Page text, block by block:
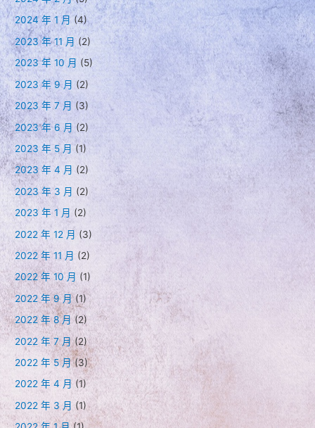
2024 年 1 月(4)
2023 年 11 月 (2)
2023 年 10 月 (5)
2023 年 9 月 (2)
2023 年 7 月 (3)
2023 年 6 月 (2)
2023 年 5 月(1)
2023 年 4 月 (2)
2023 年 3 月 (2)
2023 年 1 月 (2)
2022 年 12 月 (3)
2022 年 11 月 (2)
2022 年 10 月 (1)
2022 年 9 月(1)
2022 年 8 月(2)
2022 年 7 月(2)
2022 年 5 月(3)
2022 年 4 月 (1)
2022 年 3 月 (1)